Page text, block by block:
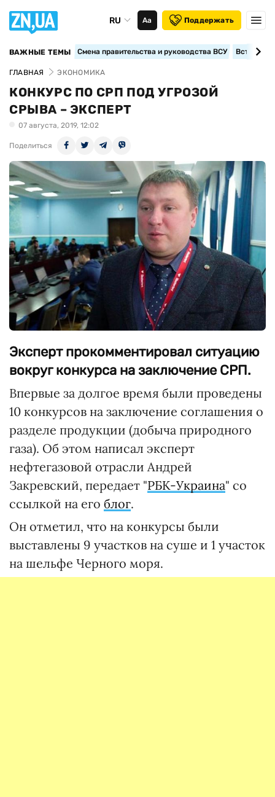
RU Аа Поддержать
ВАЖНЫЕ ТЕМЫ Смена правительства и руководства ВСУ
ГЛАВНАЯ ЭКОНОМИКА
КОНКУРС ПО СРП ПОД УГРОЗОЙ
СРЫВА – ЭКСПЕРТ
07 августа, 2019, 12:02
Поделиться
Эксперт прокомментировал ситуацию
вокруг конкурса на заключение СРП.
Впервые за долгое время были проведены
10 конкурсов на заключение соглашения о
разделе продукции (добыча природного
газа). Об этом написал эксперт
нефтегазовой отрасли Андрей
Закревский, передает "РБК-Украина" со
ссылкой на его блог.
Он отметил, что на конкурсы были
выставлены 9 участков на суше и 1 участок
на шельфе Черного моря.